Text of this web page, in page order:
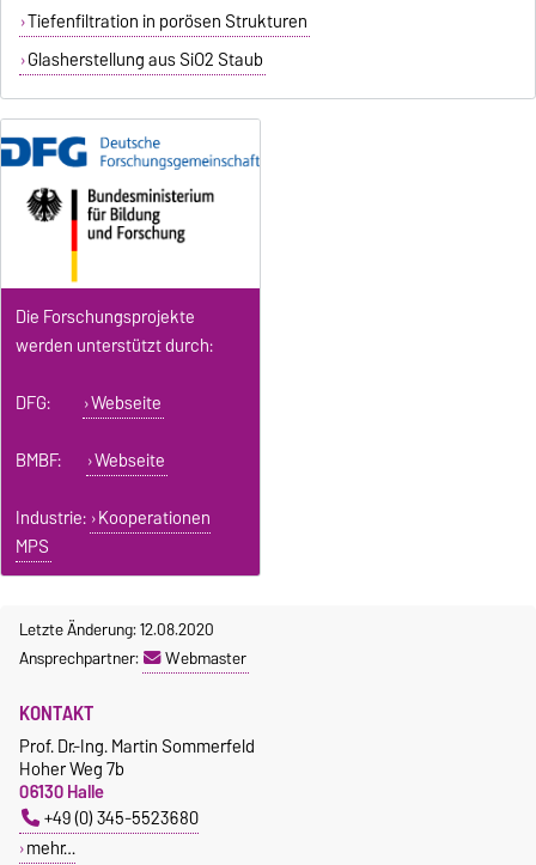
Tiefenfiltration in porösen Strukturen
Glasherstellung aus SiO2 Staub
Die Forschungsprojekte
werden unterstützt durch:
DFG:
Webseite
BMBF:
Webseite
Industrie: Kooperationen
MPS
Letzte Änderung: 12.08.2020
Ansprechpartner:
Webmaster
KONTAKT
Prof. Dr.-Ing. Martin Sommerfeld
Hoher Weg 7b
06130 Halle
+49 (0) 345-5523680
mehr…